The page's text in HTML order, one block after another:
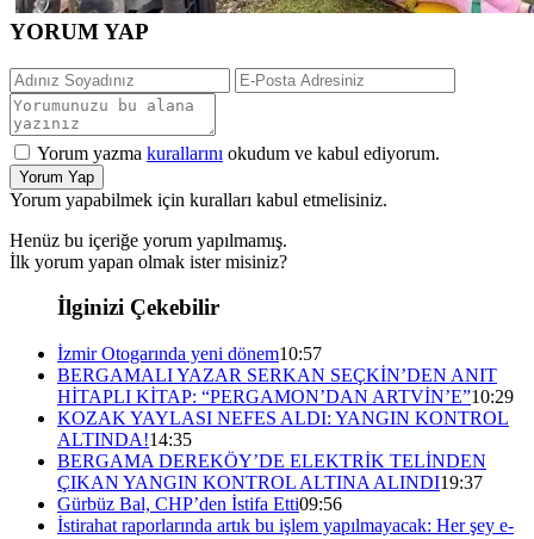
YORUM YAP
Yorum yazma kurallarını okudum ve kabul ediyorum.
Yorum Yap
Yorum yapabilmek için kuralları kabul etmelisiniz.
Henüz bu içeriğe yorum yapılmamış.
İlk yorum yapan olmak ister misiniz?
İlginizi Çekebilir
İzmir Otogarında yeni dönem10:57
BERGAMALI YAZAR SERKAN SEÇKİN’DEN ANIT
HİTAPLI KİTAP: “PERGAMON’DAN ARTVİN’E”10:29
KOZAK YAYLASI NEFES ALDI: YANGIN KONTROL
ALTINDA!14:35
BERGAMA DEREKÖY’DE ELEKTRİK TELİNDEN
ÇIKAN YANGIN KONTROL ALTINA ALINDI19:37
Gürbüz Bal, CHP’den İstifa Etti09:56
İstirahat raporlarında artık bu işlem yapılmayacak: Her şey e-